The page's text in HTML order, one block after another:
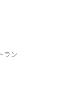
ラン